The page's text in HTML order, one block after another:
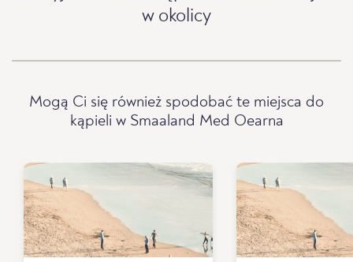
w okolicy
Mogą Ci się również spodobać te miejsca do
kąpieli w Smaaland Med Oearna